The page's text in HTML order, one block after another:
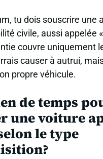
tu dois souscrire une
civile, aussi appelée
couvre uniquement
causer à autrui,
propre véhicule.
de temps
une voiture
le type